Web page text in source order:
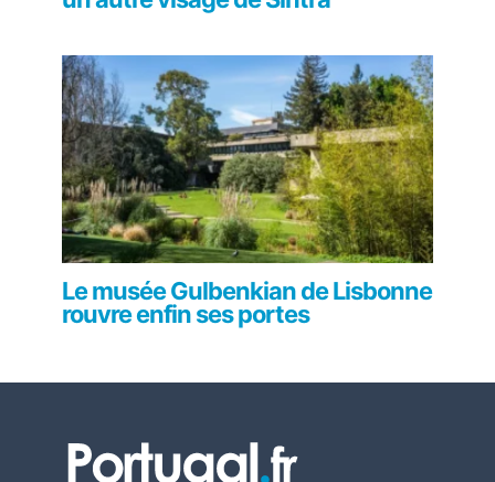
Le musée Gulbenkian de Lisbonne
rouvre enfin ses portes